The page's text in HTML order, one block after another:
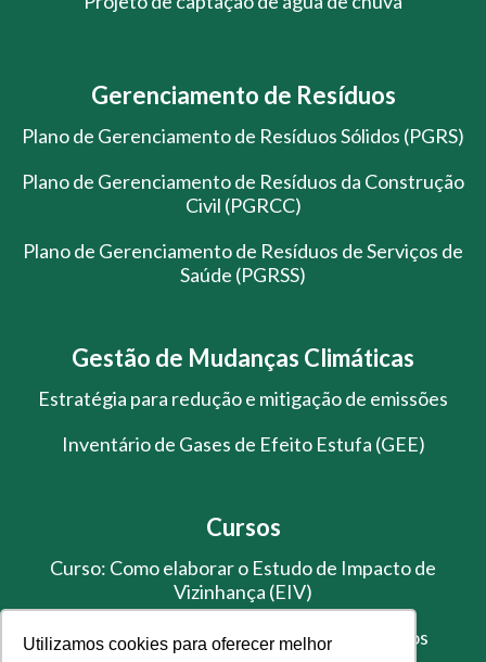
Utilizamos cookies para oferecer melhor
Gerenciamento de Resíduos
Plano de Gerenciamento de Resíduos Sólidos (PGRS)
Plano de Gerenciamento de Resíduos da Construção
Civil (PGRCC)
Plano de Gerenciamento de Resíduos de Serviços de
Saúde (PGRSS)
Gestão de Mudanças Climáticas
Estratégia para redução e mitigação de emissões
Inventário de Gases de Efeito Estufa (GEE)
Cursos
Curso: Como elaborar o Estudo de Impacto de
Vizinhança (EIV)
Treinamento de Gestão de Resíduos Sólidos